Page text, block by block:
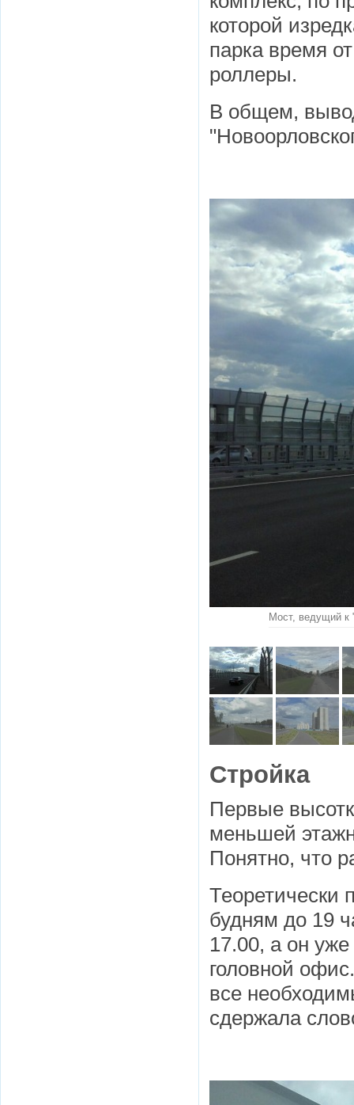
которой
парка время
роллеры.
В общем,
Мост, ведущий к
Стройка
Первые
меньшей
Понятно, что
Теоретически
будням до 19
17.00, а он
головной
все
сдержала